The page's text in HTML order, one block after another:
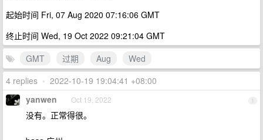
起始时间 Fri, 07 Aug 2020 07:16:06 GMT
终止时间 Wed, 19 Oct 2022 09:21:04 GMT
GMT
过期 Aug
Wed
4 replies • 2022-10-19 19:04:41 +08:00
1
yanwen Oct 19, 2022
没有。正常得很。